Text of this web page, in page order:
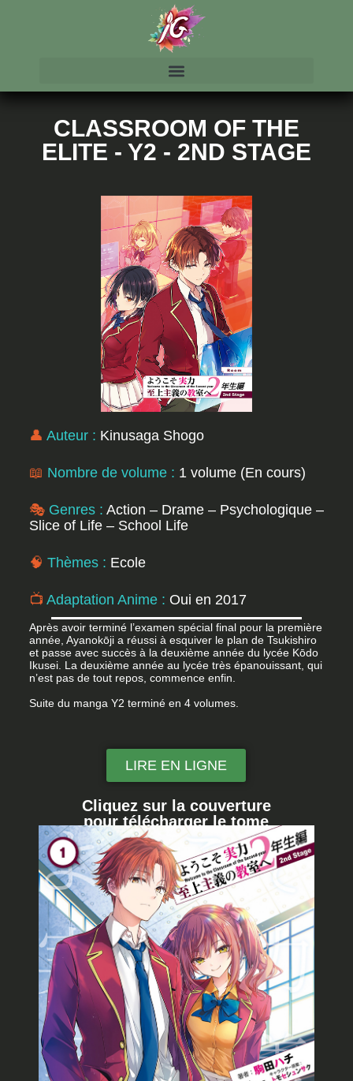
CLASSROOM OF THE
ELITE - Y2 - 2ND STAGE
👤 Auteur : Kinusaga Shogo
📖 Nombre de volume : 1 volume (En cours)
🎭 Genres : Action – Drame – Psychologique –
Slice of Life – School Life
🧠 Thèmes : Ecole
📺 Adaptation Anime : Oui en 2017
Après avoir terminé l’examen spécial final pour la première
année, Ayanokōji a réussi à esquiver le plan de Tsukishiro
et passe avec succès à la deuxième année du lycée Kōdo
Ikusei. La deuxième année au lycée très épanouissant, qui
n’est pas de tout repos, commence enfin.
Suite du manga Y2 terminé en 4 volumes.
LIRE EN LIGNE
Cliquez sur la couverture
pour télécharger le tome